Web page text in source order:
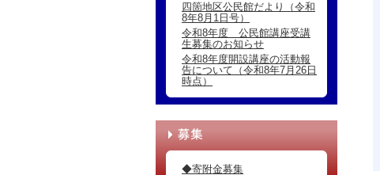
四箇地区公民館だより（令和
8年8月1日号）
令和8年度 公民館講座受講
生募集のお知らせ
令和8年度開設講座の活動報
告について（令和8年7月26日
時点）
◆寄附金募集